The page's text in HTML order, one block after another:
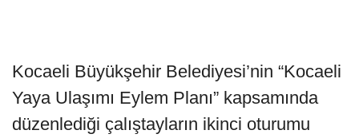
Kocaeli Büyükşehir Belediyesi’nin “Kocaeli
Yaya Ulaşımı Eylem Planı” kapsamında
düzenlediği çalıştayların ikinci oturumu